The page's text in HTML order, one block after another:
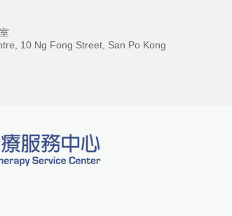
10 Ng Fong Street, San Po Kong